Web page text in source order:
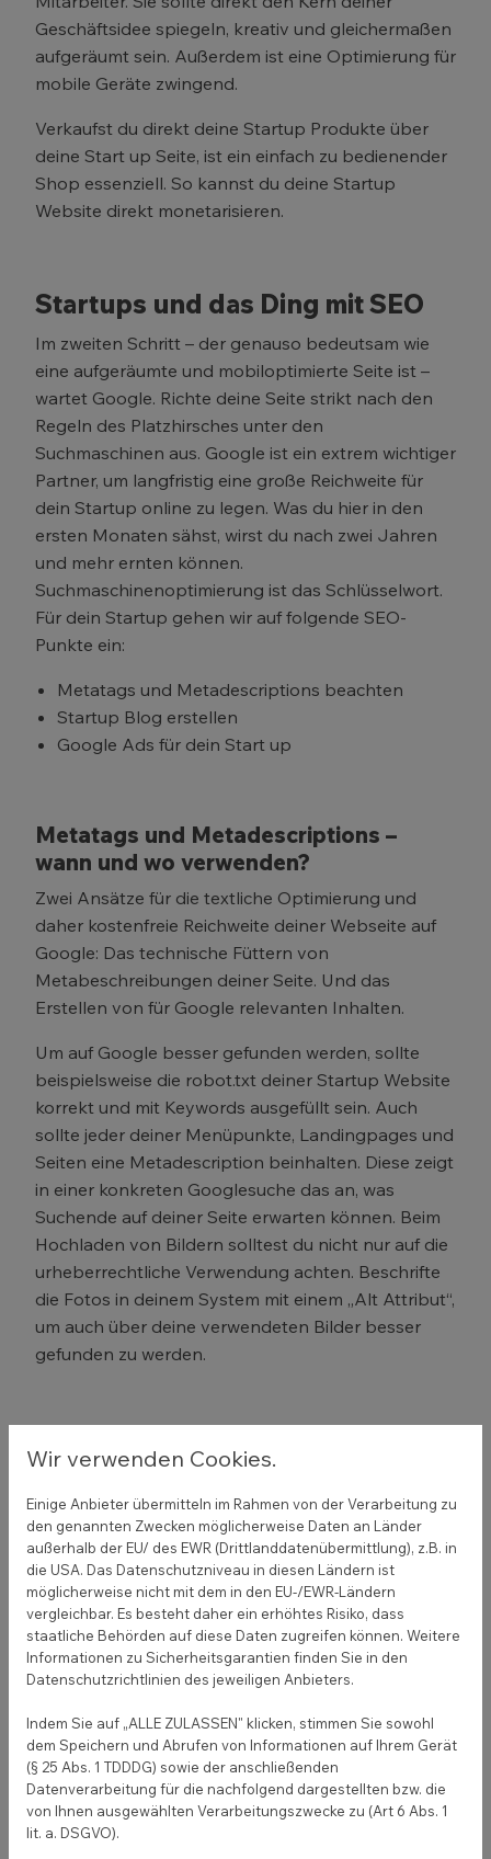
Geschäftsidee spiegeln, kreativ und gleichermaßen
aufgeräumt sein. Außerdem ist eine Optimierung für
mobile Geräte zwingend.
Verkaufst du direkt deine Startup Produkte über
deine Start up Seite, ist ein einfach zu bedienender
Shop essenziell. So kannst du deine Startup
Website direkt monetarisieren.
Startups und das Ding mit SEO
Im zweiten Schritt – der genauso bedeutsam wie
eine aufgeräumte und mobiloptimierte Seite ist –
wartet Google. Richte deine Seite strikt nach den
Regeln des Platzhirsches unter den
Suchmaschinen aus. Google ist ein extrem wichtiger
Partner, um langfristig eine große Reichweite für
dein Startup online zu legen. Was du hier in den
ersten Monaten sähst, wirst du nach zwei Jahren
und mehr ernten können.
Suchmaschinenoptimierung ist das Schlüsselwort.
Für dein Startup gehen wir auf folgende SEO-
Punkte ein:
Metatags und Metadescriptions beachten
Startup Blog erstellen
Google Ads für dein Start up
Metatags und Metadescriptions –
wann und wo verwenden?
Zwei Ansätze für die textliche Optimierung und
daher kostenfreie Reichweite deiner Webseite auf
Google: Das technische Füttern von
Metabeschreibungen deiner Seite. Und das
Erstellen von für Google relevanten Inhalten.
Um auf Google besser gefunden werden, sollte
beispielsweise die robot.txt deiner Startup Website
korrekt und mit Keywords ausgefüllt sein. Auch
sollte jeder deiner Menüpunkte, Landingpages und
Seiten eine Metadescription beinhalten. Diese zeigt
in einer konkreten Googlesuche das an, was
Suchende auf deiner Seite erwarten können. Beim
Hochladen von Bildern solltest du nicht nur auf die
urheberrechtliche Verwendung achten. Beschrifte
die Fotos in deinem System mit einem „Alt Attribut“,
um auch über deine verwendeten Bilder besser
gefunden zu werden.
Startup Blog erstellen
Texter für einen Startup Blog. Einen Blog erstellen
dauert nicht lange, ihn zu füllen, ist zeitaufwendig
und eine wichtige Sache. Prüfe per Keyword
Recherche, welche Themen rund um dein Startup
Konzept Menschen auf Google bewegt. Schreibe
gezielte Inhalte auf Suchanfragen, um Menschen
auf deine Seite zu locken. Du brauchst bereits
richtigen Schlüsselwörtern befüttern möchtest?
Hier hilft dir das Marketing System COCO, um mit
deinem Blog schneller Reichweite zu erzeugen.
Wir verwenden Cookies.
Einige Anbieter übermitteln im Rahmen von der Verarbeitung zu
den genannten Zwecken möglicherweise Daten an Länder
außerhalb der EU/ des EWR (Drittlanddatenübermittlung), z.B. in
die USA. Das Datenschutzniveau in diesen Ländern ist
möglicherweise nicht mit dem in den EU-/EWR-Ländern
vergleichbar. Es besteht daher ein erhöhtes Risiko, dass
staatliche Behörden auf diese Daten zugreifen können. Weitere
Informationen zu Sicherheitsgarantien finden Sie in den
Datenschutzrichtlinien des jeweiligen Anbieters.
Indem Sie auf „ALLE ZULASSEN" klicken, stimmen Sie sowohl
dem Speichern und Abrufen von Informationen auf Ihrem Gerät
(§ 25 Abs. 1 TDDDG) sowie der anschließenden
Datenverarbeitung für die nachfolgend dargestellten bzw. die
von Ihnen ausgewählten Verarbeitungszwecke zu (Art 6 Abs. 1
lit. a. DSGVO).